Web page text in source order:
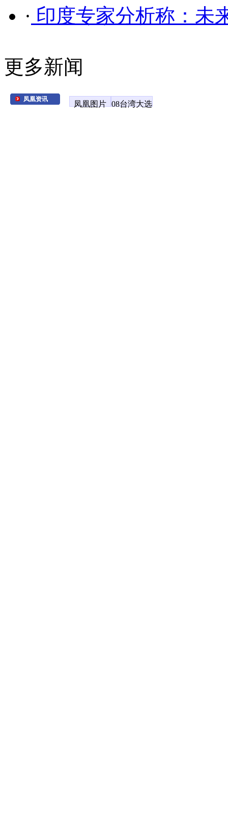
· 印度专家分析称：未
更多新闻
凤凰资讯
凤凰图片 08台湾大选